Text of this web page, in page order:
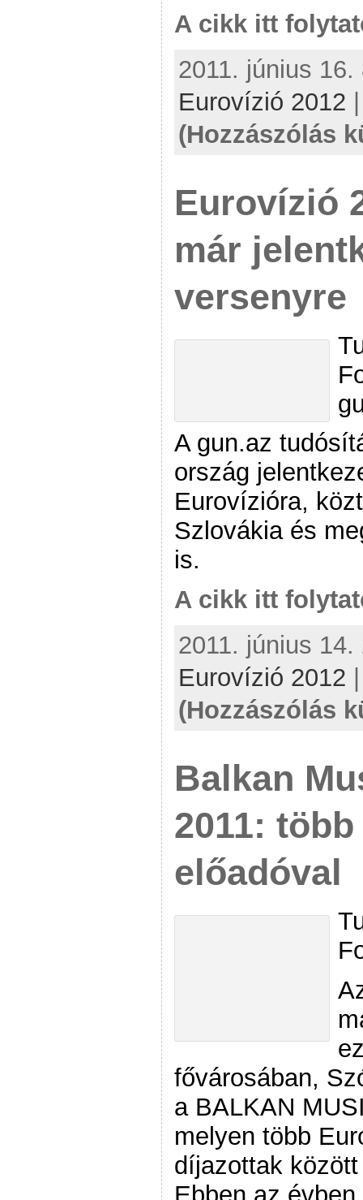
A cikk itt
2011. június
Eurovízió 2012
(Hozzászólás
Eurovízió
már
versenyre
A gun.az
ország
Eurovízióra,
Szlovákia és
is.
A cikk itt
2011. június
Eurovízió 2012
(Hozzászólás
Balkan
2011:
előadóval
fővárosában,
a BALKAN
melyen több
díjazottak
Ebben az